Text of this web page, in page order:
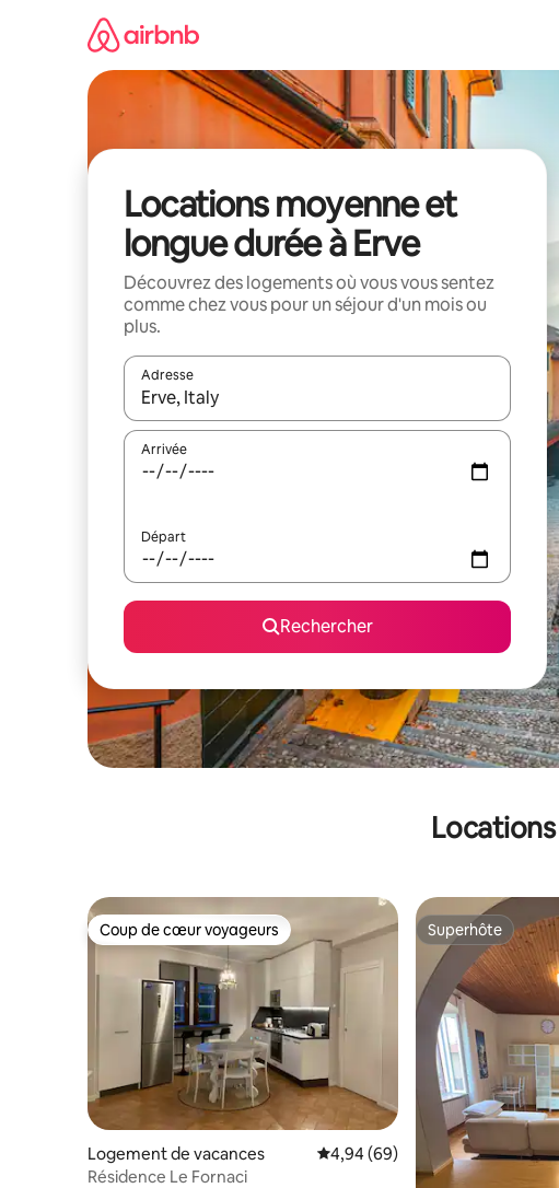
Locations moyenne et
longue durée à Erve
Découvrez des logements où vous vous sentez
comme chez vous pour un séjour d'un mois ou
plus.
Adresse
Lorsque les résultats s'affichent, utilisez les flèches vers le
Arrivée
Départ
Rechercher
Coup de cœur voyageurs
Coup de cœur voyageurs
Logement de vacances Évaluation moyenne sur la
4,94 (69)
Résidence Le Fornaci
Superhôte
Superhôte